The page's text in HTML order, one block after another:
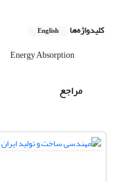
کلیدواژه‌ها English
Energy Absorption
مراجع